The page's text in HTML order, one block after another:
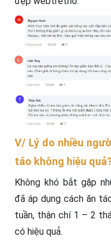
V/ Lý do nhiều
táo không hiệu
Không khó bắt gặp
đã áp dụng cách ăn
tuần, thận chí 1 – 2
có hiệu quả.